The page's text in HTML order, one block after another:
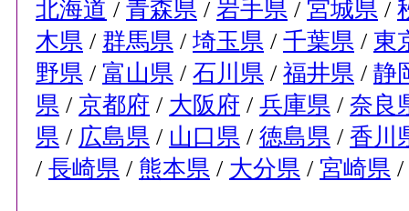
北海道 / 青森県 / 岩手県 / 宮城県 /
木県 / 群馬県 / 埼玉県 / 千葉県 / 東
野県 / 富山県 / 石川県 / 福井県 / 静
県 / 京都府 / 大阪府 / 兵庫県 / 奈良
県 / 広島県 / 山口県 / 徳島県 / 香川
/ 長崎県 / 熊本県 / 大分県 / 宮崎県 /